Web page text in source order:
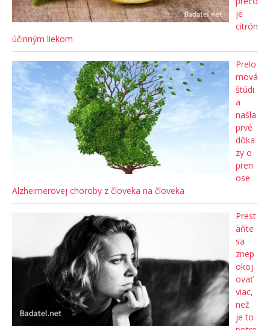
je
citrón
účinným liekom
Prelo
mová
štúdi
a
našla
prvé
dôka
zy o
pren
ose
Alzheimerovej choroby z človeka na človeka
Prest
aňte
sa
znep
okoj
ovať
viac,
než
je to